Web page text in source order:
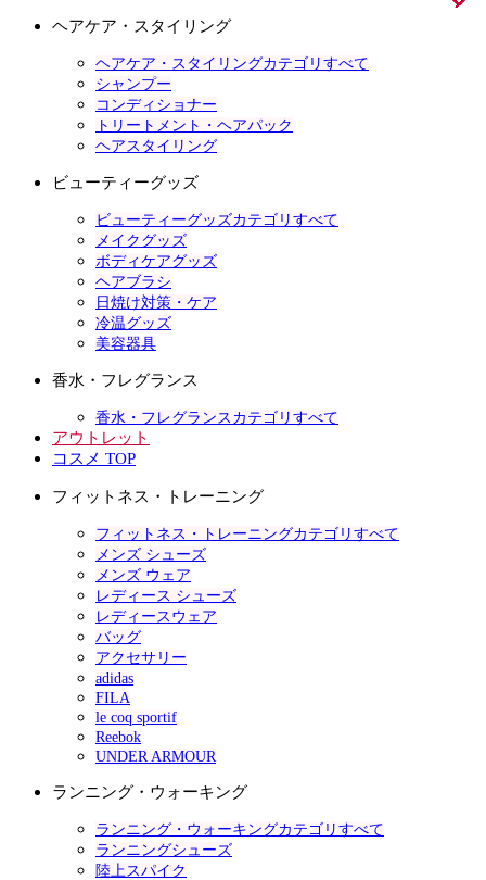
ヘアケア・スタイリング
ヘアケア・スタイリングカテゴリすべて
シャンプー
コンディショナー
トリートメント・ヘアパック
ヘアスタイリング
ビューティーグッズ
ビューティーグッズカテゴリすべて
メイクグッズ
ボディケアグッズ
ヘアブラシ
日焼け対策・ケア
冷温グッズ
美容器具
香水・フレグランス
香水・フレグランスカテゴリすべて
アウトレット
コスメ TOP
フィットネス・トレーニング
フィットネス・トレーニングカテゴリすべて
メンズ シューズ
メンズ ウェア
レディース シューズ
レディースウェア
バッグ
アクセサリー
adidas
FILA
le coq sportif
Reebok
UNDER ARMOUR
ランニング・ウォーキング
ランニング・ウォーキングカテゴリすべて
ランニングシューズ
陸上スパイク